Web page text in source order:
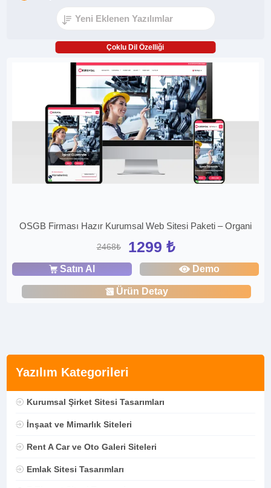
Yazılım Kategorileri
Kurumsal Şirket Sitesi Tasarımları
İnşaat ve Mimarlık Siteleri
Rent A Car ve Oto Galeri Siteleri
Emlak Sitesi Tasarımları
Çoklu Dil Özelliği
OSGB Firması Hazır Kurumsal Web Sitesi Paketi – Organi
2468₺ 1299 ₺
Satın Al Demo
Ürün Detay